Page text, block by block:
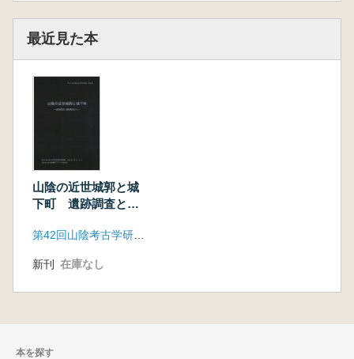
最近見た本
山陰の近世城郭と城
下町 遺跡調査と遺
新刊 在庫なし
本を探す